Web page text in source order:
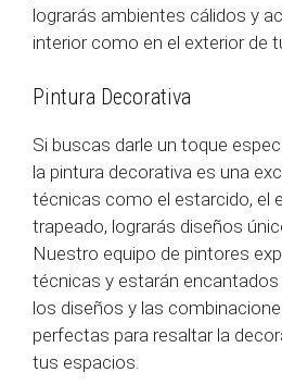
lograrás ambientes cálidos y
interior como en el exterior de
Pintura Decorativa
Si buscas darle un toque
la pintura decorativa es una
técnicas como el estarcido, el
trapeado, lograrás diseños
Nuestro equipo de pintores
técnicas y estarán encantados
los diseños y las
perfectas para resaltar la
tus espacios.